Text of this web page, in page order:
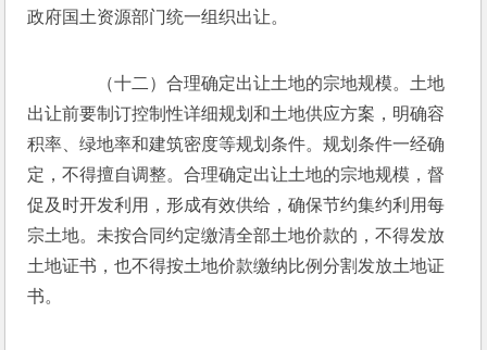
政府国土资源部门统一组织出让。
（十二）合理确定出让土地的宗地规模。土地
出让前要制订控制性详细规划和土地供应方案，明确容
积率、绿地率和建筑密度等规划条件。规划条件一经确
定，不得擅自调整。合理确定出让土地的宗地规模，督
促及时开发利用，形成有效供给，确保节约集约利用每
宗土地。未按合同约定缴清全部土地价款的，不得发放
土地证书，也不得按土地价款缴纳比例分割发放土地证
书。